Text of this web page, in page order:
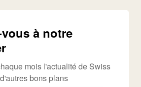
à notre
mois l'actualité de Swiss
bons plans